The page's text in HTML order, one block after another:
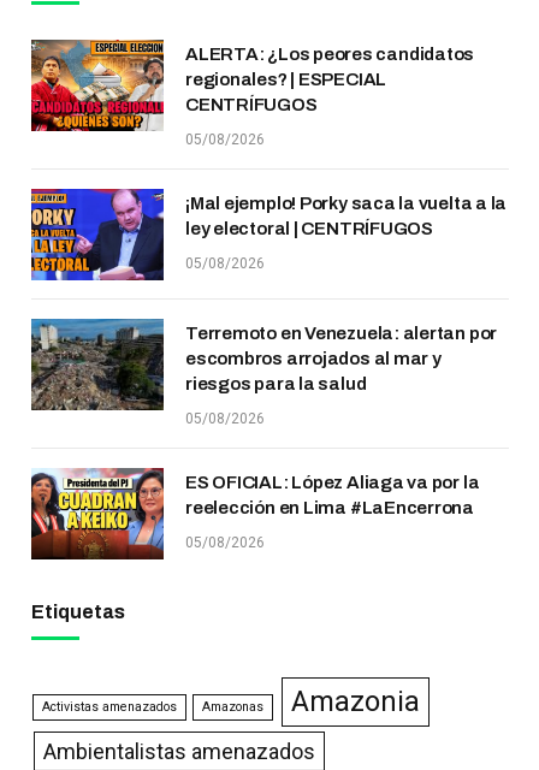
ALERTA: ¿Los peores candidatos
regionales? | ESPECIAL
CENTRÍFUGOS
05/08/2026
¡Mal ejemplo! Porky saca la vuelta a la
ley electoral | CENTRÍFUGOS
05/08/2026
Terremoto en Venezuela: alertan por
escombros arrojados al mar y
riesgos para la salud
05/08/2026
ES OFICIAL: López Aliaga va por la
reelección en Lima #LaEncerrona
05/08/2026
Etiquetas
Activistas amenazados Amazonas Amazonia
Ambientalistas amenazados